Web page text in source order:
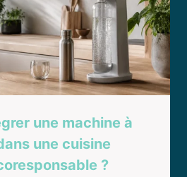
une machine à
une cuisine
?